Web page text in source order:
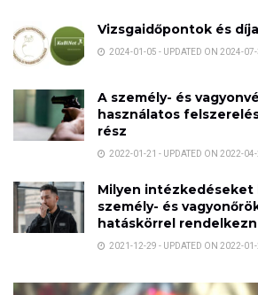
Vizsgaidőpontok és
2024-01-05 - UPDATED ON 2024-07-
A személy- és
használatos
rész
2022-01-21 - UPDATED ON 2022-
Milyen intézkedéseket
személy- és
hatáskörrel
2021-12-29 - UPDATED ON 2022-